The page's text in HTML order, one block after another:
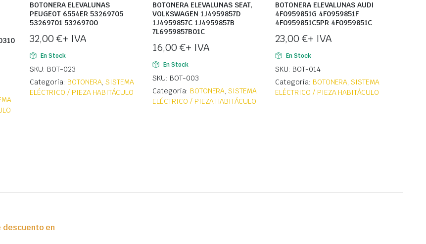
BOTONERA ELEVALUNAS
PEUGEOT 6554ER 53269705
53269701 53269700
32,00 €+ IVA
En Stock
SKU: BOT-023
Categoría: BOTONERA,SISTEMA
ELÉCTRICO / PIEZA HABITÁCULO
BOTONERA ELEVALUNAS SEAT,
VOLKSWAGEN 1J4959857D
1J4959857C 1J4959857B
7L6959857B01C
16,00 €+ IVA
En Stock
SKU: BOT-003
Categoría: BOTONERA,SISTEMA
ELÉCTRICO / PIEZA HABITÁCULO
BOTONERA ELEVALUNAS AUDI
4F0959851G 4F0959851F
4F0959851C5PR 4F0959851C
23,00 €+ IVA
En Stock
SKU: BOT-014
Categoría: BOTONERA,SISTEMA
ELÉCTRICO / PIEZA HABITÁCULO
descuento en